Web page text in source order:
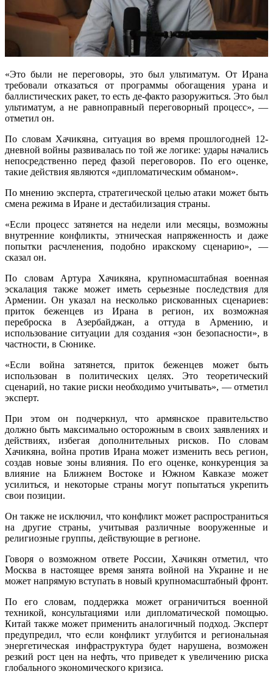
«Это были не переговоры, это был ультиматум. От Ирана
требовали отказаться от программы обогащения урана и
баллистических ракет, то есть де-факто разоружиться. Это был
ультиматум, а не равноправный переговорный процесс», —
отметил он.
По словам Хачикяна, ситуация во время прошлогодней 12-
дневной войны развивалась по той же логике: удары начались
непосредственно перед фазой переговоров. По его оценке,
такие действия являются «дипломатическим обманом».
По мнению эксперта, стратегической целью атаки может быть
смена режима в Иране и дестабилизация страны.
«Если процесс затянется на недели или месяцы, возможны
внутренние конфликты, этническая напряженность и даже
попытки расчленения, подобно иракскому сценарию», —
сказал он.
По словам Артура Хачикяна, крупномасштабная военная
эскалация также может иметь серьезные последствия для
Армении. Он указал на несколько рискованных сценариев:
приток беженцев из Ирана в регион, их возможная
переброска в Азербайджан, а оттуда в Армению, и
использование ситуации для создания «зон безопасности», в
частности, в Сюнике.
«Если война затянется, приток беженцев может быть
использован в политических целях. Это теоретический
сценарий, но такие риски необходимо учитывать», — отметил
эксперт.
При этом он подчеркнул, что армянское правительство
должно быть максимально осторожным в своих заявлениях и
действиях, избегая дополнительных рисков. По словам
Хачикяна, война против Ирана может изменить весь регион,
создав новые зоны влияния. По его оценке, конкуренция за
влияние на Ближнем Востоке и Южном Кавказе может
усилиться, и некоторые страны могут попытаться укрепить
свои позиции.
Он также не исключил, что конфликт может распространиться
на другие страны, учитывая различные вооруженные и
религиозные группы, действующие в регионе.
Говоря о возможном ответе России, Хачикян отметил, что
Москва в настоящее время занята войной на Украине и не
может напрямую вступать в новый крупномасштабный фронт.
По его словам, поддержка может ограничиться военной
техникой, консультациями или дипломатической помощью.
Китай также может применить аналогичный подход. Эксперт
предупредил, что если конфликт углубится и региональная
энергетическая инфраструктура будет нарушена, возможен
резкий рост цен на нефть, что приведет к увеличению риска
глобального экономического кризиса.